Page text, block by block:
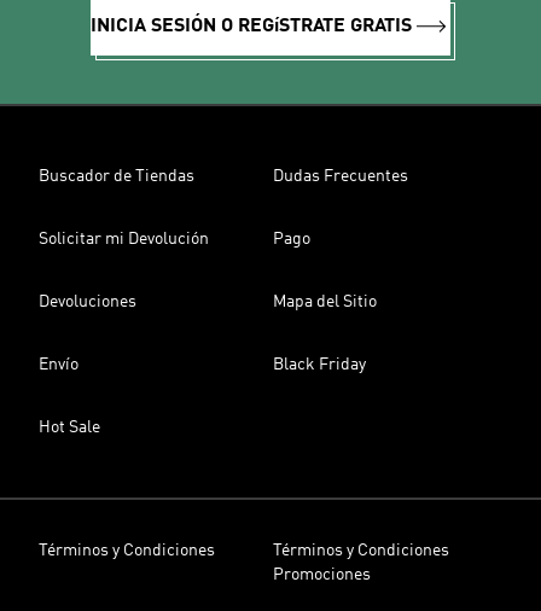
INICIA SESIÓN O REGíSTRATE GRATIS
Buscador de Tiendas Dudas Frecuentes
Solicitar mi Devolución Pago
Devoluciones Mapa del Sitio
Envío Black Friday
Hot Sale
Términos y Condiciones
Términos y Condiciones
Promociones